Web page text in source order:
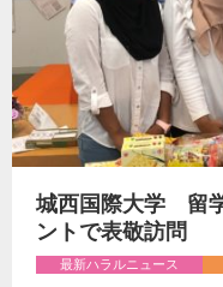
城西国際大学 留
ントで表敬訪問
最新ハラルニュース